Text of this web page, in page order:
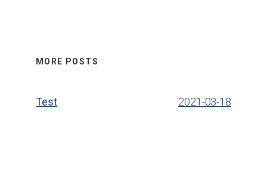
MORE POSTS
Test 2021-03-18